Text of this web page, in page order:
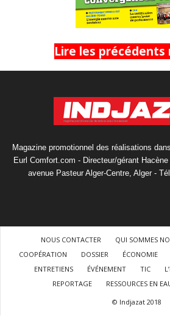
Lire les précédents
Magazine promotionnel des réalisations
Eurl Comfort.com - Directeur/gérant
avenue Pasteur Alger-Centre, Alger -
NOUS CONTACTER QUI SOMMES
COOPÉRATION
DOSSIER ÉCONOMIE
ENTRETIENS
ÉVÉNEMENT TIC
REPORTAGE
RESSOURCES EN
© Indjazat 2018